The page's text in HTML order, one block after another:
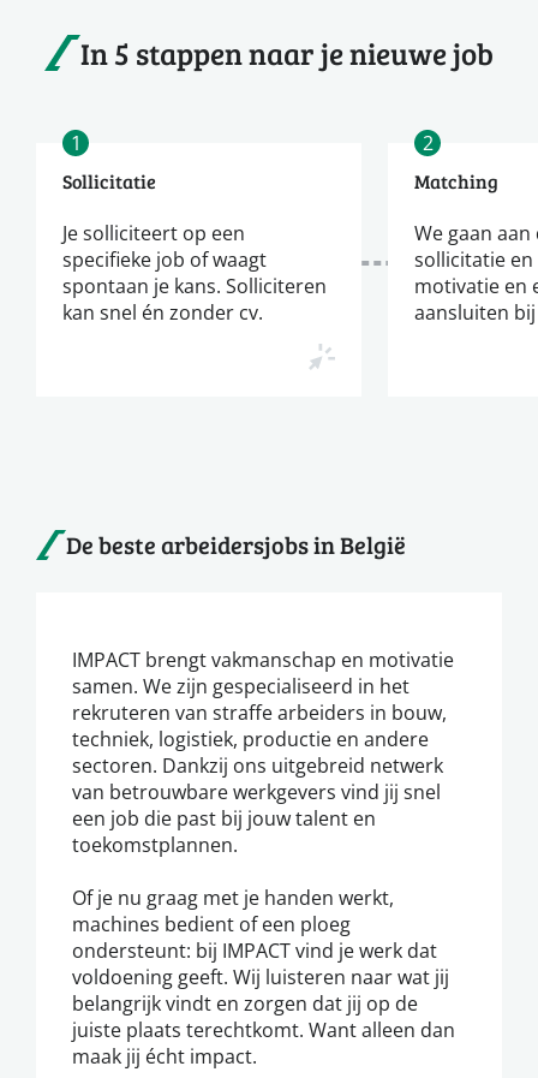
In 5 stappen naar je nieuwe job
1
Sollicitatie
Je solliciteert op een
specifieke job of waagt
spontaan je kans. Solliciteren
kan snel én zonder cv.
2
Matching
We gaan
sollicitatie
motivatie en
aansluiten
De beste arbeidersjobs in België
IMPACT brengt vakmanschap en motivatie
samen. We zijn gespecialiseerd in het
rekruteren van straffe arbeiders in bouw,
techniek, logistiek, productie en andere
sectoren. Dankzij ons uitgebreid netwerk
van betrouwbare werkgevers vind jij snel
een job die past bij jouw talent en
toekomstplannen.
Of je nu graag met je handen werkt,
machines bedient of een ploeg
ondersteunt: bij IMPACT vind je werk dat
voldoening geeft. Wij luisteren naar wat jij
belangrijk vindt en zorgen dat jij op de
juiste plaats terechtkomt. Want alleen dan
maak jij écht impact.